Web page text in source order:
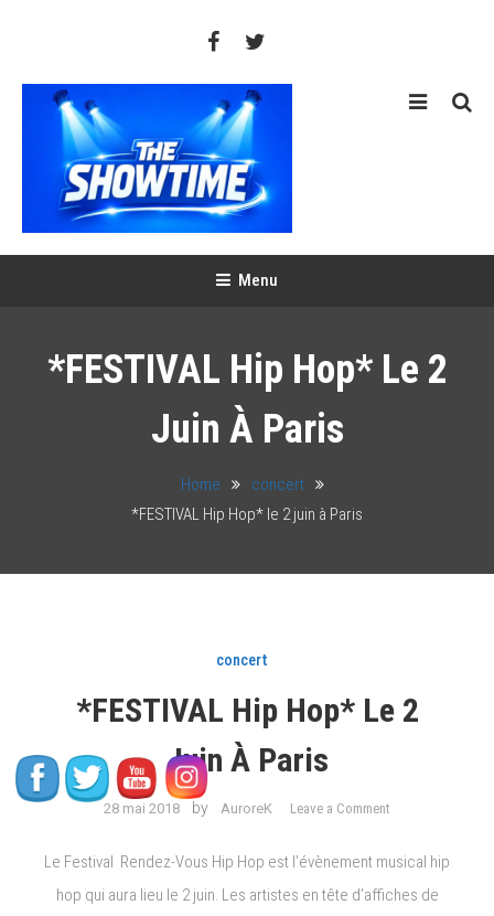
Menu
*FESTIVAL Hip Hop* Le 2
Juin À Paris
Home
concert
*FESTIVAL Hip Hop* le 2 juin à Paris
concert
*FESTIVAL Hip Hop* Le 2
Juin À Paris
28 mai 2018 by AuroreK Leave a Comment
Hip
le
Le Festival Rendez-Vous Hip Hop est l’évènement musical hip
hop qui aura lieu le 2 juin. Les artistes en tête d’affiches de